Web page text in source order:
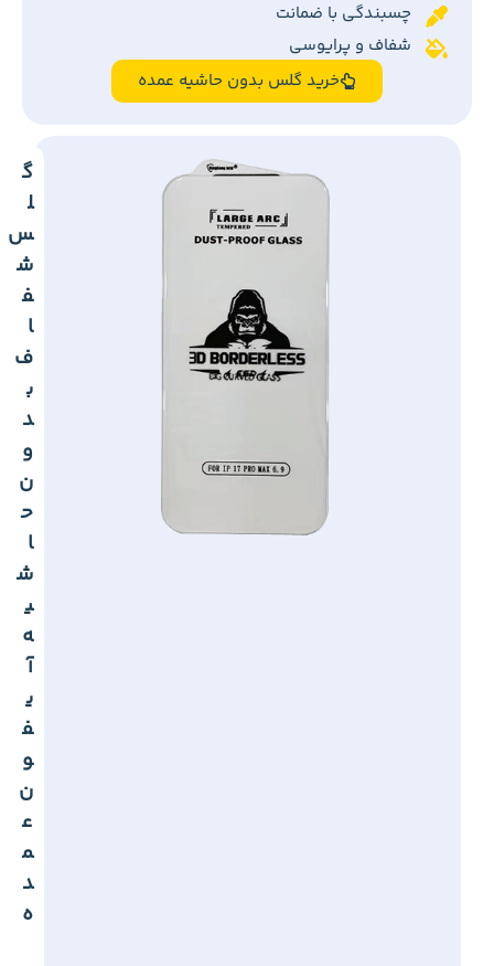
چسبندگی با ضمانت
شفاف و پرایوسی
خرید گلس بدون حاشیه عمده
گ
ل
س
ش
ف
ا
ف
ب
د
و
ن
ح
ا
ش
ی
ه
آ
ی
ف
و
ن
ع
م
د
ه